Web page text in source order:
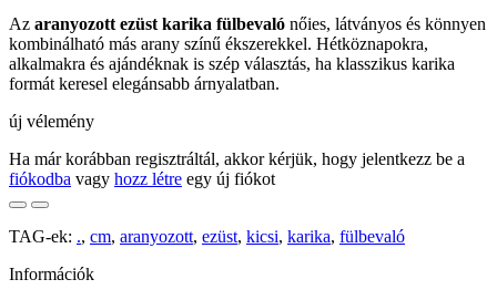
Az aranyozott ezüst karika fülbevaló nőies, látványos és könnyen
kombinálható más arany színű ékszerekkel. Hétköznapokra,
alkalmakra és ajándéknak is szép választás, ha klasszikus karika
formát keresel elegánsabb árnyalatban.
új vélemény
Ha már korábban regisztráltál, akkor kérjük, hogy jelentkezz be a
fiókodba vagy hozz létre egy új fiókot
TAG-ek: ., cm, aranyozott, ezüst, kicsi, karika, fülbevaló
Információk